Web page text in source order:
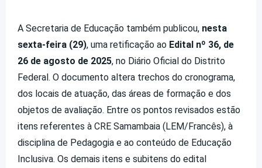
A Secretaria de Educação também publicou, nesta
sexta-feira (29), uma retificação ao Edital nº 36, de
26 de agosto de 2025, no Diário Oficial do Distrito
Federal. O documento altera trechos do cronograma,
dos locais de atuação, das áreas de formação e dos
objetos de avaliação. Entre os pontos revisados estão
itens referentes à CRE Samambaia (LEM/Francês), à
disciplina de Pedagogia e ao conteúdo de Educação
Inclusiva. Os demais itens e subitens do edital